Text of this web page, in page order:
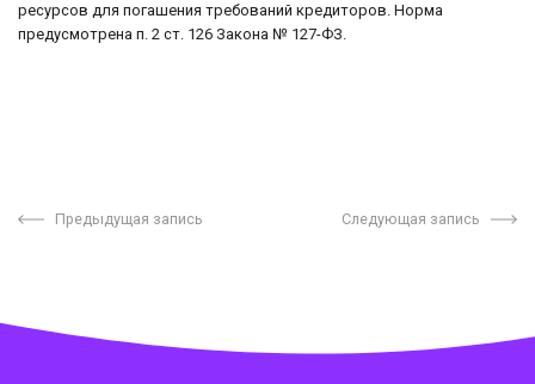
ресурсов для погашения требований кредиторов. Норма
предусмотрена п. 2 ст. 126 Закона № 127-ФЗ.
Предыдущая запись Следующая запись